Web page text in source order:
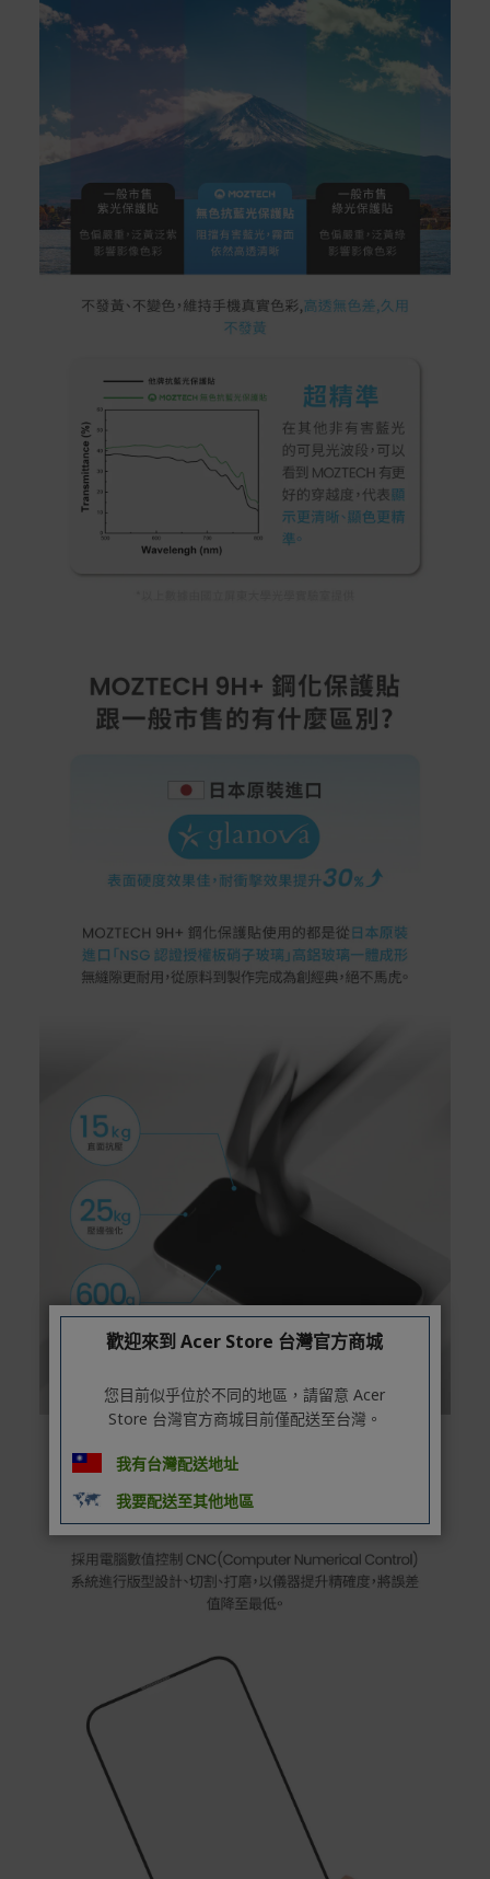
歡迎來到 Acer Store 台灣官方商城
您目前似乎位於不同的地區，請留意 Acer
Store 台灣官方商城目前僅配送至台灣。
我有台灣配送地址
我要配送至其他地區